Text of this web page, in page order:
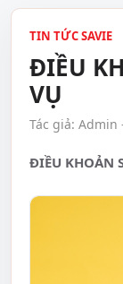
TIN TỨC SAVIE
ĐIỀU
VỤ
Tác giả: Admin
ĐIỀU KHOẢN